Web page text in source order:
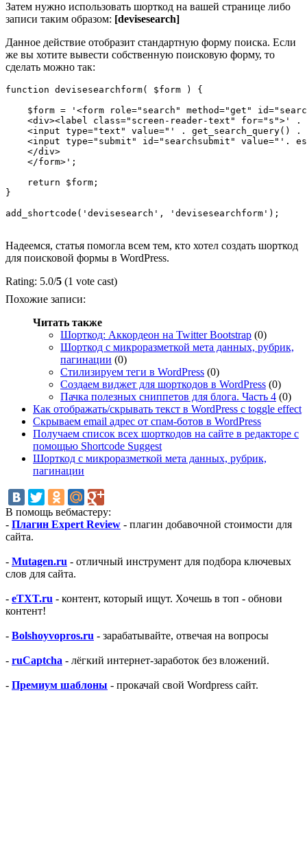
Затем нужно использовать шорткод на вашей странице либо
записи таким образом: [devisesearch]
Данное действие отобразит стандартную форму поиска. Если
же вы хотите вывести собственную поисковую форму, то
сделать можно так:
function devisesearchform( $form ) {
$form = '<form role="search" method="get"
<div><label class="screen-reader-text" for="s">' .
<input type="text" value="' . get_search_query() .
<input type="submit" id="searchsubmit" value="'.
    </div>
    </form>';
    return $form;
}
add_shortcode('devisesearch', 'devisesearchform');
Надеемся, статья помогла всем тем, кто хотел создать шорткод
для поисковой формы в WordPress.
Rating: 5.0/5 (1 vote cast)
Похожие записи:
Читать также
Шорткод: Аккордеон на Twitter Bootstrap (0)
Шорткод с микроразметкой мета данных, рубрик,
пагинации (0)
Стилизируем теги в WordPress (0)
Создаем виджет для шорткодов в WordPress (0)
Пачка полезных сниппетов для блога. Часть 4 (0)
Как отображать/скрывать текст в WordPress с toggle effect
Скрываем email адрес от спам-ботов в WordPress
Получаем список всех шорткодов на сайте в редакторе с
помощью Shortcode Suggest
Шорткод с микроразметкой мета данных, рубрик,
пагинации
В помощь вебмастеру:
- Плагин Expert Review - плагин добавочной стоимости для
сайта.
- Mutagen.ru - отличный инструмент для подбора ключевых
слов для сайта.
- eTXT.ru - контент, который ищут. Хочешь в топ - обнови
контент!
- Bolshoyvopros.ru - зарабатывайте, отвечая на вопросы
- ruCaptcha - лёгкий интернет-заработок без вложений.
- Премиум шаблоны - прокачай свой Wordpress сайт.